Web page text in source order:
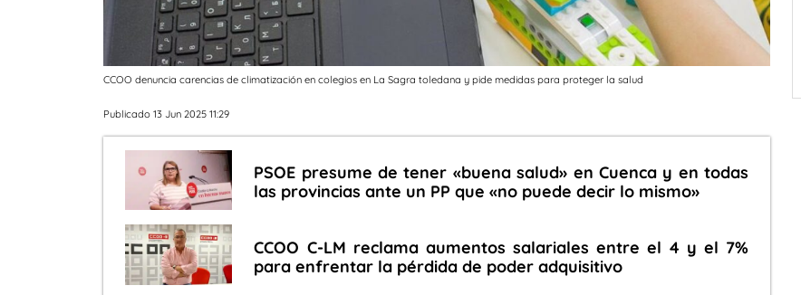
CCOO denuncia carencias de climatización en colegios en La Sagra toledana y pide medidas para proteger la salud
Publicado 13 Jun 2025 11:29
PSOE presume de tener «buena salud» en Cuenca y en todas
las provincias ante un PP que «no puede decir lo mismo»
CCOO C-LM reclama aumentos salariales entre el 4 y el 7%
para enfrentar la pérdida de poder adquisitivo